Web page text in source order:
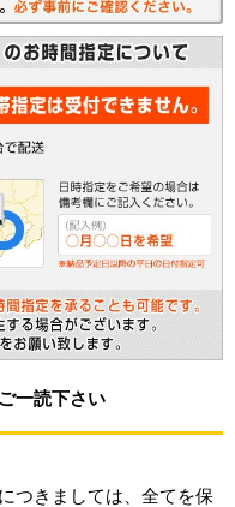
一読下さい
つきましては、全てを保